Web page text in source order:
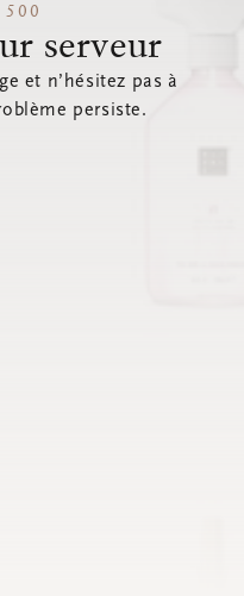
500
serveur
et n’hésitez pas à
persiste.